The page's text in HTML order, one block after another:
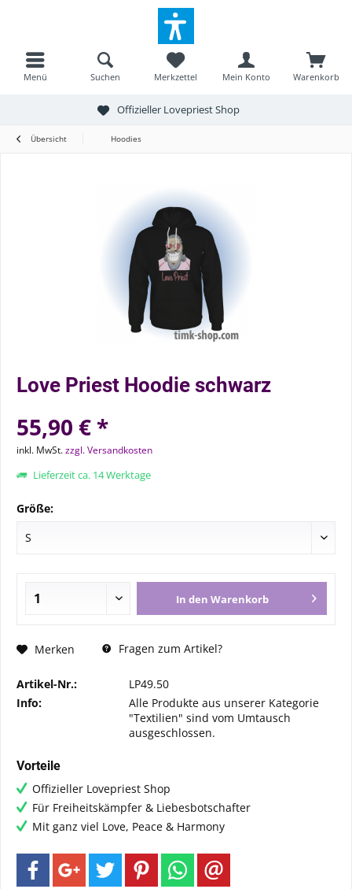
Menü Warenkorb
Merkzettel Mein Konto
Suchen
Offizieller Lovepriest Shop
Übersicht Hoodies
Love Priest Hoodie schwarz
55,90 € *
inkl. MwSt.zzgl. Versandkosten
Lieferzeit ca. 14 Werktage
Größe:
In den Warenkorb
Merken Fragen zum Artikel?
Artikel-Nr.:
LP49.50
Info:
Alle Produkte aus unserer Kategorie
"Textilien" sind vom Umtausch
ausgeschlossen.
Vorteile
Offizieller Lovepriest Shop
Für Freiheitskämpfer & Liebesbotschafter
Mit ganz viel Love, Peace & Harmony